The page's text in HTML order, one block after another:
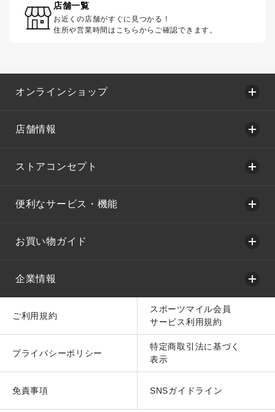
店舗一覧
お近くの店舗がすぐに見つかる！
住所や営業時間はこちらからご確認できます。
オンラインショップ
店舗情報
ストアコンセプト
便利なサービス・機能
お買い物ガイド
企業情報
ご利用規約
スポーツマイル会員
サービス利用規約
プライバシーポリシー
特定商取引法に基づく
表示
免責事項 SNSガイドライン